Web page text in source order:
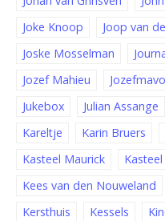
Joke Knoop
Joop van
Joske Mosselman
Jozef Mahieu
Jozefmavo
Jukebox
Julian Assange
Kareltje
Karin Bruers
Kasteel Maurick
Kees van den Nouweland
Kersthuis
Kessels